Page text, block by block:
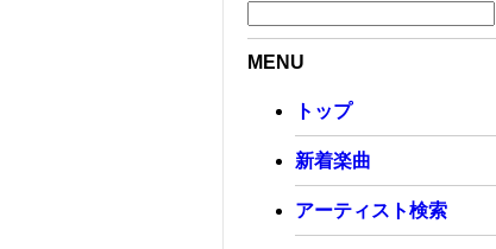
MENU
トップ
新着楽曲
アーティスト検索